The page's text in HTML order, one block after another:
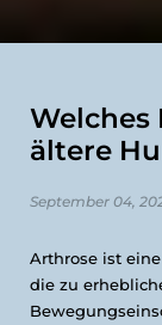
ältere
September 04,
Arthrose ist
die zu